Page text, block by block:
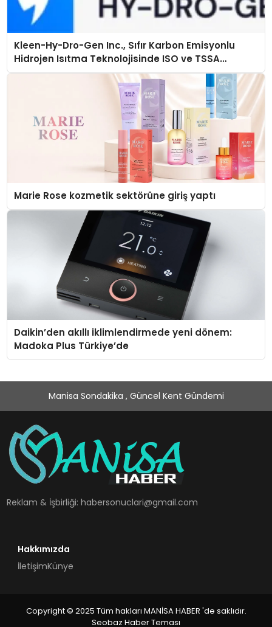
Kleen-Hy-Dro-Gen Inc., Sıfır Karbon Emisyonlu
Hidrojen Isıtma Teknolojisinde ISO ve TSSA
Düzenleyici Onaylarını Aldı
Marie Rose kozmetik sektörüne giriş yaptı
Daikin’den akıllı iklimlendirmede yeni dönem:
Madoka Plus Türkiye’de
Manisa Sondakika , Güncel Kent Gündemi
Reklam & İşbirliği:habersonuclari@gmail.com
Hakkımızda
İletişimKünye
Copyright © 2025 Tüm hakları MANİSA HABER 'de saklıdır.
Seobaz Haber Teması